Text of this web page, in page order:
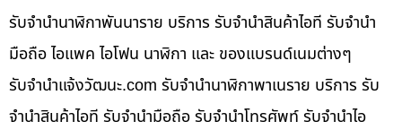
รับจำนำนาฬิกาพันนาราย บริการ รับจำนำสินค้าไอที รับจำนำ
มือถือ ไอแพค ไอโฟน นาฬิกา และ ของแบรนด์เนมต่างๆ
รับจํานําแจ้งวัฒนะ.com รับจำนำนาฬิกาพาเนราย บริการ รับ
จำนำสินค้าไอที รับจำนำมือถือ รับจำนำโทรศัพท์ รับจำนำไอ